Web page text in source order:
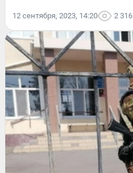
12 сентября, 2023, 14:20 2 316